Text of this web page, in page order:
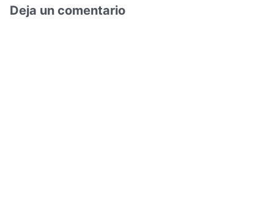
Deja un comentario